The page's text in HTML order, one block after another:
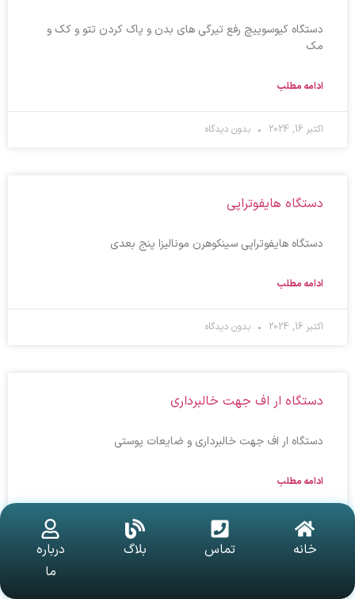
دستگاه کیوسوییچ رفع تیرگی های بدن و پاک کردن تتو و کک و
مک
ادامه مطلب
اکتبر 16, 2024 بدون دیدگاه
دستگاه هایفوتراپی
دستگاه هایفوتراپی سینکوهرن مونالیزا پنج بعدی
ادامه مطلب
اکتبر 16, 2024 بدون دیدگاه
دستگاه ار اف جهت خالبرداری
دستگاه ار اف جهت خالبرداری و ضایعات پوستی
ادامه مطلب
اکتبر 16, 2024 بدون دیدگاه
خانه تماس بلاگ
درباره
ما